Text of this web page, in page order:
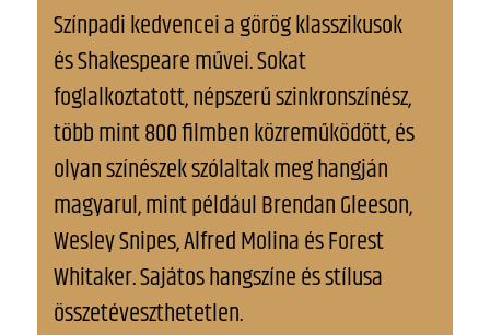
Színpadi kedvencei a görög klasszikusok
és Shakespeare művei. Sokat
foglalkoztatott, népszerű szinkronszínész,
több mint 800 filmben közreműködött, és
olyan színészek szólaltak meg hangján
magyarul, mint például Brendan Gleeson,
Wesley Snipes, Alfred Molina és Forest
Whitaker. Sajátos hangszíne és stílusa
összetéveszthetetlen.